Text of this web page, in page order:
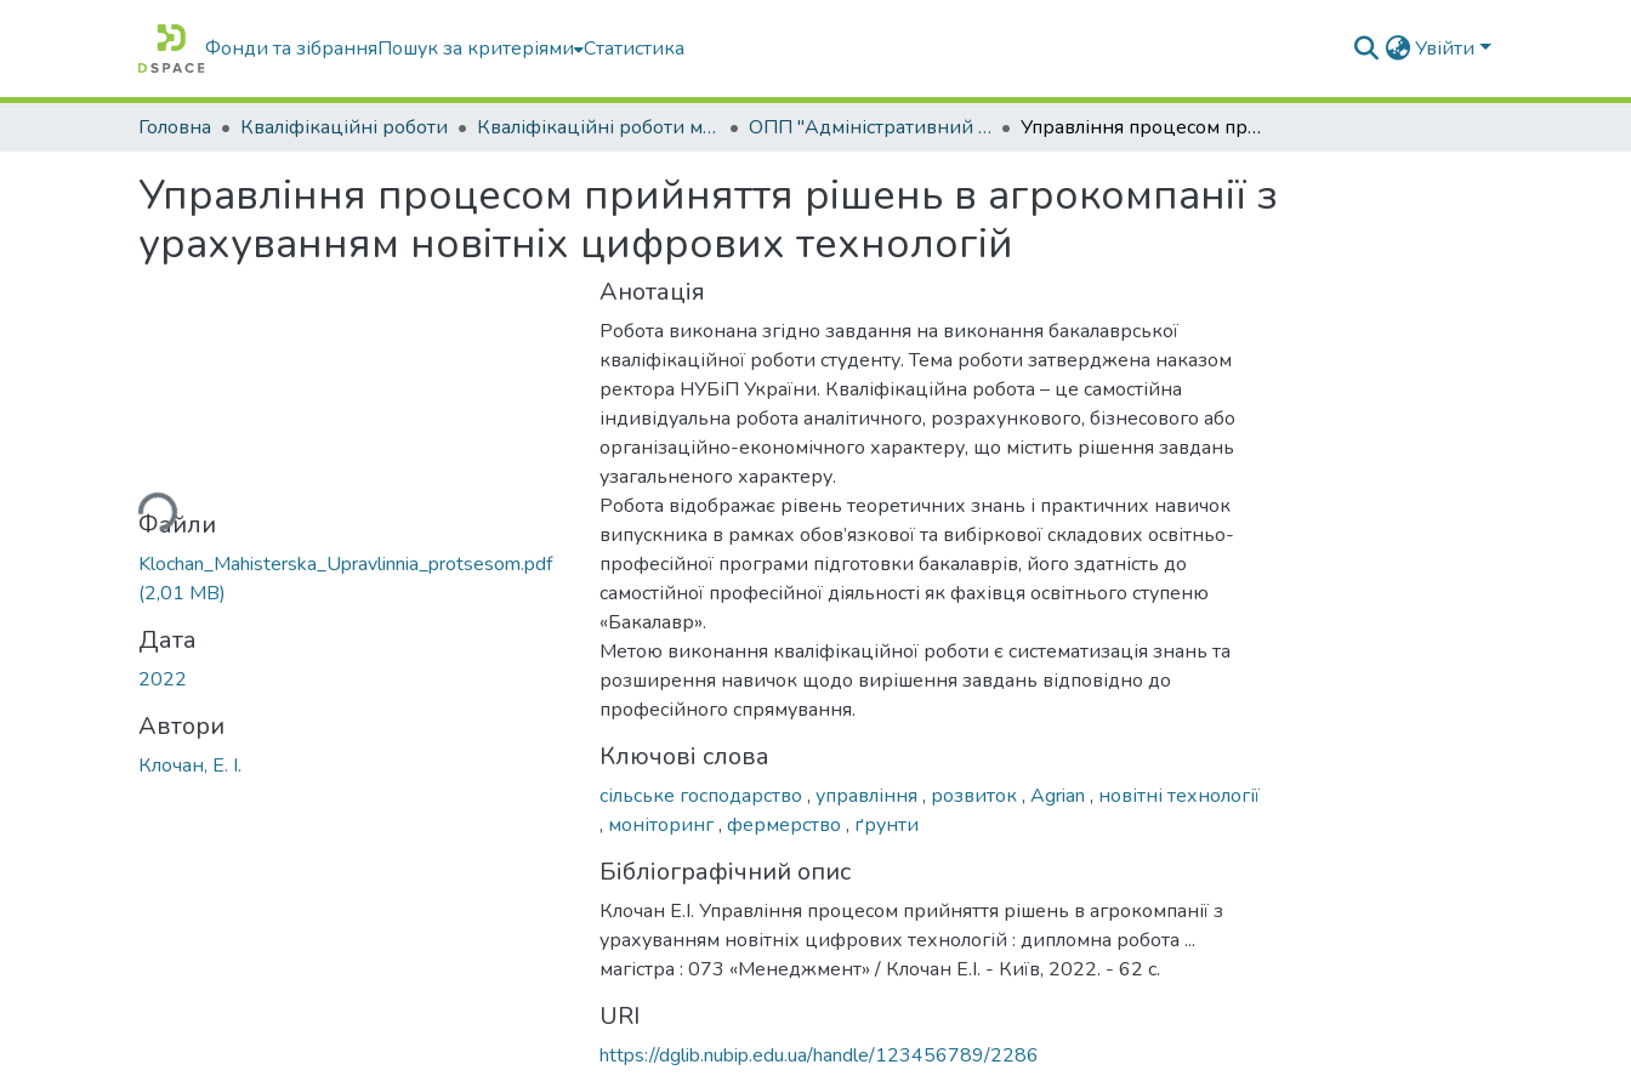
Фонди та зібранняПошук за критеріями Статистика Увійти
Головна Кваліфікаційні роботи Кваліфікаційні роботи магістрів ОПП "Адміністративний менеджмент" Управління процесом прийняття рішень в агрокомпанії з урахуванням новітніх цифрових технологій
Управління процесом прийняття рішень в агрокомпанії з
урахуванням новітніх цифрових технологій
Вантажиться...
Файли
Klochan_Мahisterska_Upravlinnia_protsesom.pdf
(2,01 MB)
Дата
2022
Автори
Клочан, Е. І.
Анотація
Робота виконана згідно завдання на виконання бакалаврської
кваліфікаційної роботи студенту. Тема роботи затверджена наказом
ректора НУБіП України. Кваліфікаційна робота – це самостійна
індивідуальна робота аналітичного, розрахункового, бізнесового або
організаційно-економічного характеру, що містить рішення завдань
узагальненого характеру.
Робота відображає рівень теоретичних знань і практичних навичок
випускника в рамках обов’язкової та вибіркової складових освітньо-
професійної програми підготовки бакалаврів, його здатність до
самостійної професійної діяльності як фахівця освітнього ступеню
«Бакалавр».
Метою виконання кваліфікаційної роботи є систематизація знань та
розширення навичок щодо вирішення завдань відповідно до
професійного спрямування.
Ключові слова
сільське господарство , управління , розвиток, Agrian , новітні технології
, моніторинг, фермерство , ґрунти
Бібліографічний опис
Клочан Е.І. Управління процесом прийняття рішень в агрокомпанії з
урахуванням новітніх цифрових технологій : дипломна робота ...
магістра : 073 «Менеджмент» / Клочан Е.І. - Київ, 2022. - 62 с.
URI
https://dglib.nubip.edu.ua/handle/123456789/2286